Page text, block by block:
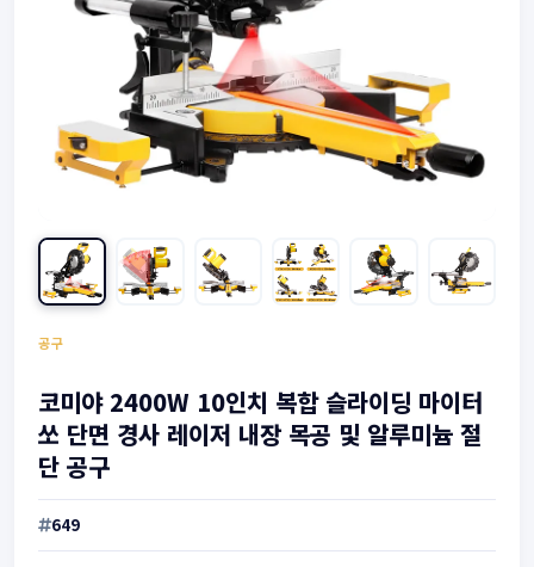
공구
코미야 2400W 10인치 복합 슬라이딩 마이터
쏘 단면 경사 레이저 내장 목공 및 알루미늄 절
단 공구
649